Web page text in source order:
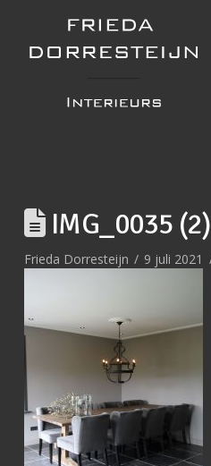
IMG_0035 (2)
Frieda Dorresteijn 9 juli 2021